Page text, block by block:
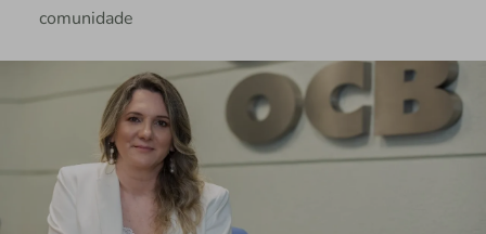
comunidade